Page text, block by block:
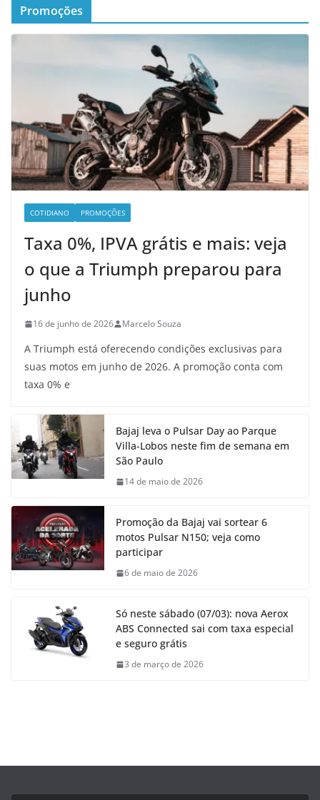
Promoções
COTIDIANO PROMOÇÕES
Taxa 0%, IPVA grátis e mais: veja
o que a Triumph preparou para
junho
16 de junho de 2026 Marcelo Souza
A Triumph está oferecendo condições exclusivas para
suas motos em junho de 2026. A promoção conta com
taxa 0% e
Bajaj leva o Pulsar Day ao Parque
Villa-Lobos neste fim de semana em
São Paulo
14 de maio de 2026
Promoção da Bajaj vai sortear 6
motos Pulsar N150; veja como
participar
6 de maio de 2026
Só neste sábado (07/03): nova Aerox
ABS Connected sai com taxa especial
e seguro grátis
3 de março de 2026